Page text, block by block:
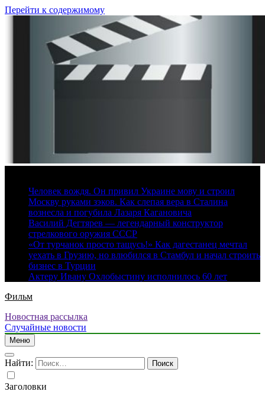
Перейти к содержимому
Человек вождя. Он привил Украине мову и строил
Москву руками зэков. Как слепая вера в Сталина
вознесла и погубила Лазаря Кагановича
Василий Дегтярев — легендарный конструктор
стрелкового оружия СССР
«От турчанок просто тащусь!» Как дагестанец мечтал
уехать в Грузию, но влюбился в Стамбул и начал строить
бизнес в Турции
Актеру Ивану Охлобыстину исполнилось 60 лет
Фильм
Новостная рассылка
Случайные новости
Меню
Найти:
Заголовки